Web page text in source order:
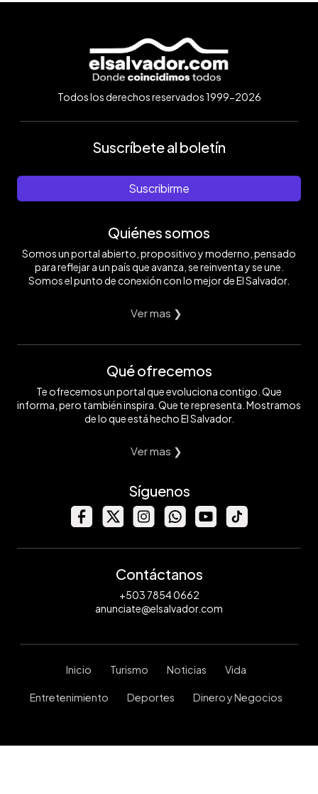
Todos los derechos reservados 1999-2026
Suscríbete al boletín
Suscribirme
Quiénes somos
Somos un portal abierto, propositivo y moderno, pensado
para reflejar a un país que avanza, se reinventa y se une.
Somos el punto de conexión con lo mejor de El Salvador.
Ver mas ❯
Qué ofrecemos
Te ofrecemos un portal que evoluciona contigo. Que
informa, pero también inspira. Que te representa. Mostramos
de lo que está hecho El Salvador.
Ver mas ❯
Síguenos
Contáctanos
+503 7854 0662
anunciate@elsalvador.com
Inicio Turismo Noticias Vida
Entretenimiento Deportes Dinero y Negocios